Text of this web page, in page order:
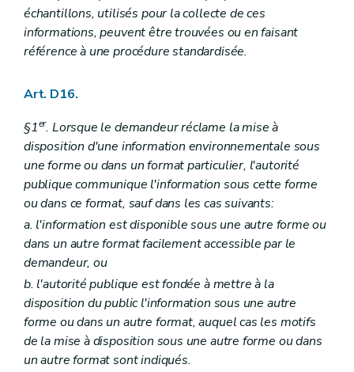
échantillons, utilisés pour la collecte de ces
informations, peuvent être trouvées ou en faisant
référence à une procédure standardisée.
Art. D16.
§1er. Lorsque le demandeur réclame la mise à
disposition d'une information environnementale sous
une forme ou dans un format particulier, l'autorité
publique communique l'information sous cette forme
ou dans ce format, sauf dans les cas suivants:
a. l'information est disponible sous une autre forme ou
dans un autre format facilement accessible par le
demandeur, ou
b. l'autorité publique est fondée à mettre à la
disposition du public l'information sous une autre
forme ou dans un autre format, auquel cas les motifs
de la mise à disposition sous une autre forme ou dans
un autre format sont indiqués.